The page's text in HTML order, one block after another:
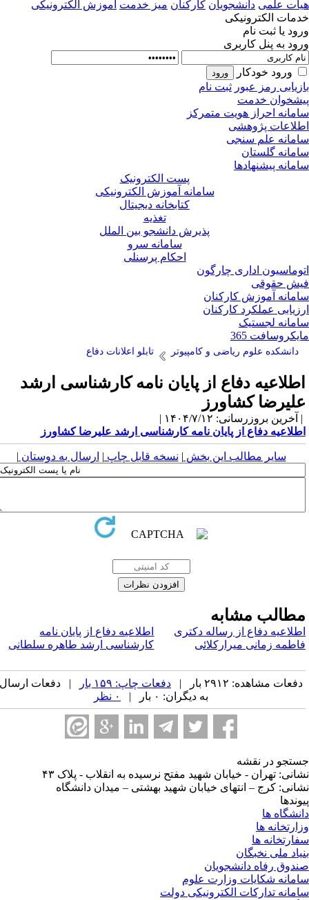
علمی دانشجویان کارکنان میز خدمت آموزش الکترونیکی
الکترونیکی
یا ثبت نام
به پنل کاربری
ورود خودکار
رمز عبور ثبت نام
خدمت
احراز هویت متمرکز
پژوهشی
علم سنجی
گلستان
پیشنهادها
پست الکترونیک
سامانه آموزش الکترونیکی
کتابخانه دیجیتال
تغذیه
پذیرش دانشجو بین الملل
سامانه سرو
احکام پرسنلی
اداری چارگون
حقوقی
آموزش کارکنان
عملکرد کارکنان
لجستیک
365
دانشکده علوم ریاضی و کامپیوتر تابلو اعلانات دفاع
دفاع از پایان نامه کارشناسی ارشد
کشاورز
بروزرسانی: ۱۴۰۴/۷/۱۲ |
دفاع از پایان نامه کارشناسی ارشد علیرضا کشاورز
سایر مطالب این بخش | نسخه قابل چاپ| ارسال به دوستان|
مشابه
دفاع از رساله دکتری
زمانی میرارکلائی
اطلاعیه دفاع از پایان نامه
کارشناسی ارشد طاهره سلطانی
دفعات مشاهده: ۲۹۱۲ بار | دفعات چاپ: ۱۵۹ بار
| دفعات ارسال
به دیگران: ۰ بار |
در نقشه
تهران - خیابان شهید مفتح نرسیده به انقلاب - پلاک ۴۳
کرج – انتهای خیابان شهید بهشتی – میدان دانشگاه
ها
ها
ها
ملی نخبگان
رفاه دانشجویان
شکایات وزارت علوم
تدارکات الکترونیکی دولت